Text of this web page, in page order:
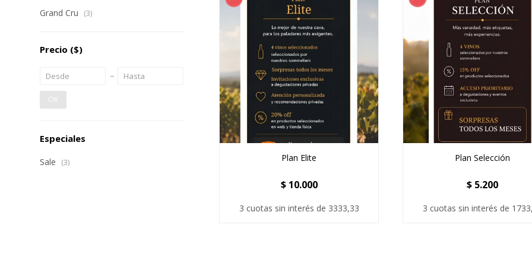
Plan Elite
$ 10.000
3 cuotas sin interés de 3333,33
Plan Selección
$ 5.200
3 cuotas sin interés de
Grand Cru (3)
Precio ($)
OK
Especiales
Sale (3)